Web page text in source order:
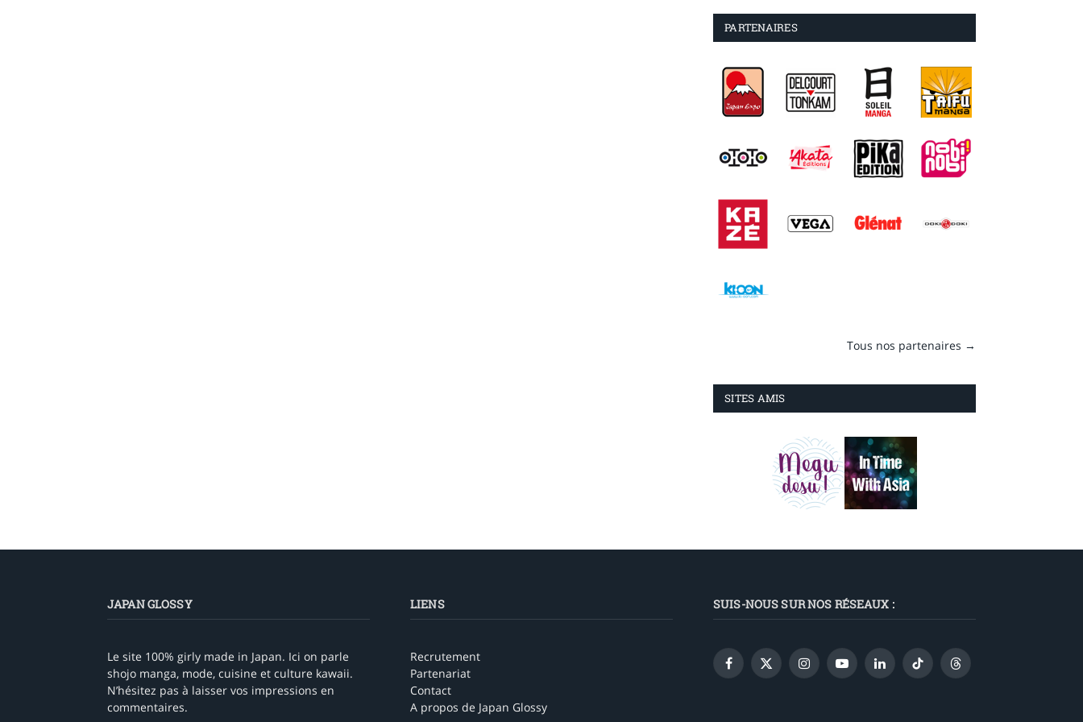
PARTENAIRES
Tous nos partenaires →
SITES AMIS
JAPAN GLOSSY
Le site 100% girly made in Japan. Ici on parle
shojo manga, mode, cuisine et culture kawaii.
N’hésitez pas à laisser vos impressions en
commentaires.
LIENS
Recrutement
Partenariat
Contact
A propos de Japan Glossy
SUIS-NOUS SUR NOS RÉSEAUX :
Facebook
X
InstagramYouTubeLinkedInTikTok Threads